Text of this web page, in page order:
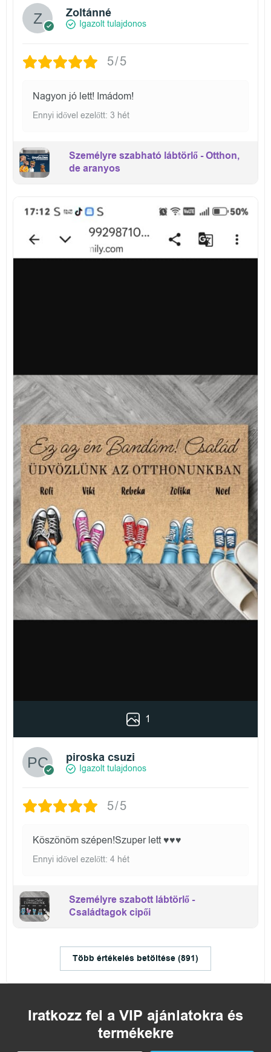
Zoltánné
Igazolt tulajdonos
5/5
Nagyon jó lett! Imádom!
Ennyi idővel ezelőtt: 3 hét
Személyre szabható lábtörlő - Otthon,
de aranyos
1
piroska csuzi
Igazolt tulajdonos
5/5
Köszönöm szépen!Szuper lett ♥️♥️♥️
Ennyi idővel ezelőtt: 4 hét
Személyre szabott lábtörlő -
Családtagok cipői
Több értékelés betöltése (891)
Iratkozz fel a VIP ajánlatokra és
termékekre